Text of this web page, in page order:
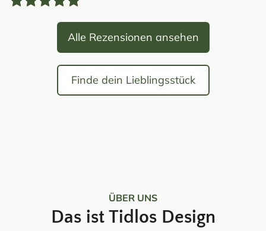
Alle Rezensionen ansehen
Finde dein Lieblingsstück
ÜBER UNS
Das ist Tidlos Design